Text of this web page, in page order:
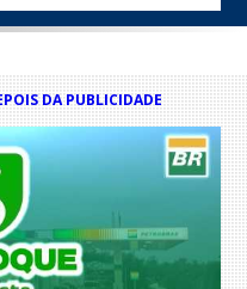
DA PUBLICIDADE